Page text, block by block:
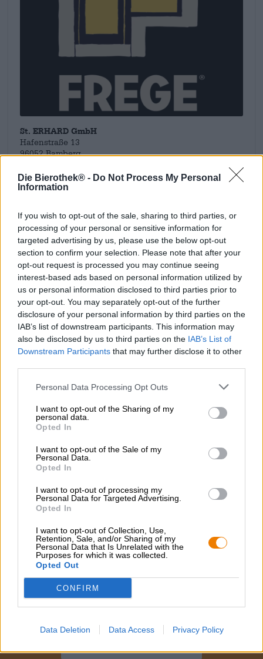
Die Bierothek® - Do Not Process My Personal
Information
If you wish to opt-out of the sale, sharing to third parties, or
processing of your personal or sensitive information for
targeted advertising by us, please use the below opt-out
section to confirm your selection. Please note that after your
opt-out request is processed you may continue seeing
interest-based ads based on personal information utilized by
us or personal information disclosed to third parties prior to
your opt-out. You may separately opt-out of the further
disclosure of your personal information by third parties on the
IAB’s list of downstream participants. This information may
also be disclosed by us to third parties on the IAB’s List of
Downstream Participants that may further disclose it to other
Personal Data Processing Opt Outs
I want to opt-out of the Sharing of my
personal data.
Opted In
I want to opt-out of the Sale of my
Personal Data.
Opted In
I want to opt-out of processing my
Personal Data for Targeted Advertising.
Opted In
I want to opt-out of Collection, Use,
Retention, Sale, and/or Sharing of my
Personal Data that Is Unrelated with the
Purposes for which it was collected.
Opted Out
CONFIRM
Data Deletion Data Access Privacy Policy
St. ERHARD GmbH
Hafenstraße 13
96052 Bamberg
info@st-erhard.com
Upptäck andra bryggerier.
Tillgänglig från oss
frege® kohlenstoff
€ 5,49
MEHRWEG
Slutsåld
Hoppa ombord!
Prenumerera på nyhetsbrev